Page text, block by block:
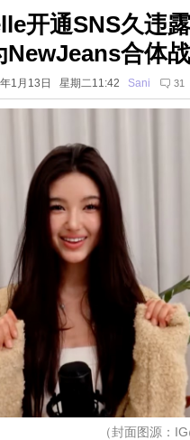
开通SNS久违
NewJeans合体
1月13日 星期二11:42 Sani 31
（封面图源：